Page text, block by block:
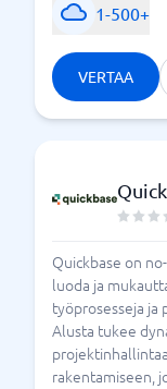
1-500+
VERTAA
Quickbase on
luoda ja
työprosesseja
Alusta tukee
rakentamiseen,